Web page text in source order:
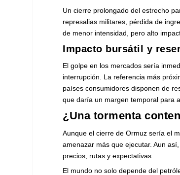
Un cierre prolongado del estrecho
represalias militares, pérdida de
de menor intensidad, pero alto
Impacto bursátil y
El golpe en los mercados sería
interrupción. La referencia más
países consumidores disponen de
que daría un margen temporal para
¿Una tormenta
Aunque el cierre de Ormuz sería el
amenazar más que ejecutar. Aun
precios, rutas y expectativas.
El mundo no solo depende del